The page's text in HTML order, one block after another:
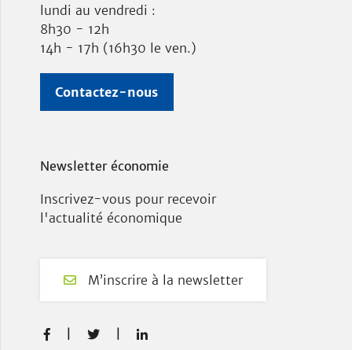
lundi au vendredi :
8h30 - 12h
14h - 17h (16h30 le ven.)
Contactez-nous
Newsletter économie
Inscrivez-vous pour recevoir
l'actualité économique
M’inscrire à la newsletter
  